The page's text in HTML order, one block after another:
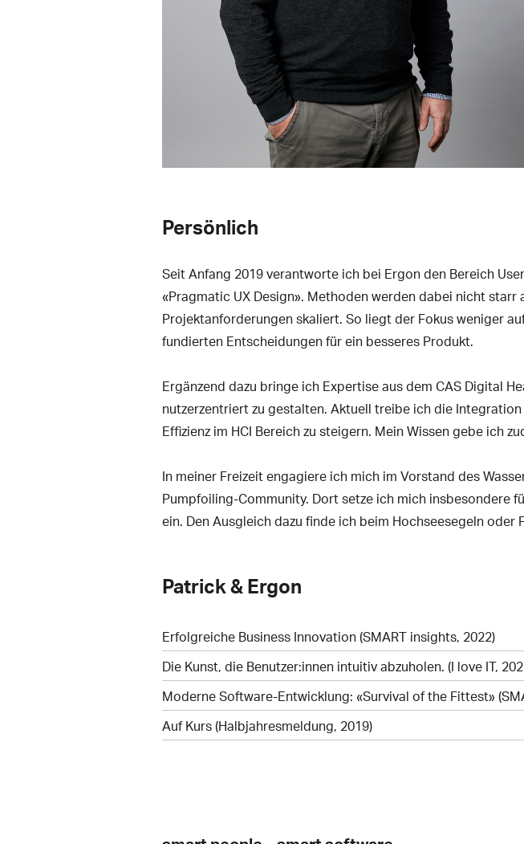
Persönlich
Seit Anfang 2019 verantworte ich bei Ergon den Bereich
«Pragmatic UX Design». Methoden werden dabei nicht
Projektanforderungen skaliert. So liegt der Fokus weniger
fundierten Entscheidungen für ein besseres Produkt.
Ergänzend dazu bringe ich Expertise aus dem CAS Digital
nutzerzentriert zu gestalten. Aktuell treibe ich die
Effizienz im HCI Bereich zu steigern. Mein Wissen gebe ich
In meiner Freizeit engagiere ich mich im Vorstand des
Pumpfoiling-Community. Dort setze ich mich insbesondere
ein. Den Ausgleich dazu finde ich beim Hochseesegeln oder
Patrick & Ergon
Erfolgreiche Business Innovation (SMART insights, 2022)
Die Kunst, die Benutzer:innen intuitiv abzuholen. (I love IT,
Moderne Software-Entwicklung: «Survival of the Fittest»
Auf Kurs (Halbjahresmeldung, 2019)